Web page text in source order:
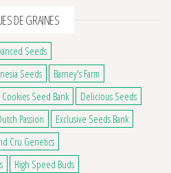
DE GRAINES
Seeds
Seeds
Barney's Farm
Cookies Seed Bank
Delicious Seeds
Passion
Exclusive Seeds Bank
Cru Genetics
High Speed Buds